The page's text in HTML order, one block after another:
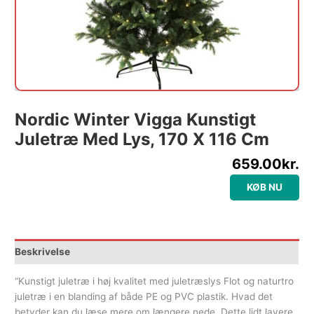
Nordic Winter Vigga Kunstigt
Juletræ Med Lys, 170 X 116 Cm
659.00kr.
KØB NU
Beskrivelse
“Kunstigt juletræ i høj kvalitet med juletræslys Flot og naturtro
juletræ i en blanding af både PE og PVC plastik. Hvad det